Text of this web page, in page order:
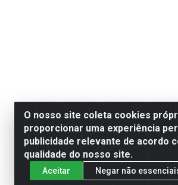
O nosso site coleta cookies
proporcionar uma experiência
publicidade relevante de acordo
qualidade do nosso site.
Aceitar Negar não